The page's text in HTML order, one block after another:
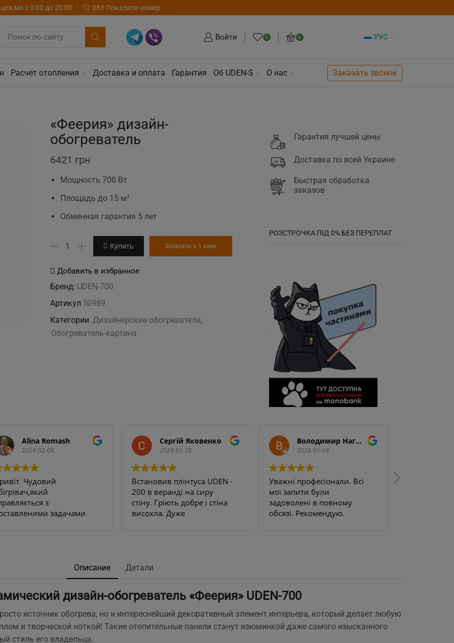
з 9:00 до 20:00 063 Показати номер
Войти 0 0 РУС
Расчет отопления Доставка и оплата Гарантия Об UDEN-S О нас Заказать звонок
«Феерия» дизайн-
обогреватель
6421 грн
Мощность 700 Вт
Площадь до 15 м²
Обменная гарантия 5 лет
Количество
"Феерия"
дизайн-
Купить Заказать в 1 клик
Добавить в избранное
Бренд: UDEN-700
Артикул 30989
Категории Дизайнерские обогреватели,
Обогреватель-картина
Гарантия лучшей цены
Доставка по всей Украине
Быстрая обработка
заказов
РОЗСТРОЧКА ПІД 0% БЕЗ ПЕРЕПЛАТ
Alina Romash
2024-02-08
Чудовий
з
задачами
пліснява на
,навіть якщо
рідинами
чудо
з
Сергій Яковенко
2024-01-26
Встановив плінтуса UDEN -
200 в веранді на сиру
стіну. Гріють добре і стіна
висохла. Дуже
Володимир Нагорний
2024-01-18
Уважні професіонали. Всі
мої запити були
задоволені в повному
обсязі. Рекомендую.
Описание Детали
дизайн-обогреватель «Феерия» UDEN-700
источник обогрева, но и интереснейший декоративный элемент интерьера, который делает любую
и творческой ноткой! Такие отопительные панели станут изюминкой даже самого изысканного
стиль его владельца.